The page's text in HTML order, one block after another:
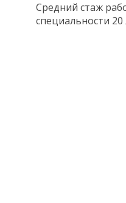
Средний стаж
специальности 20